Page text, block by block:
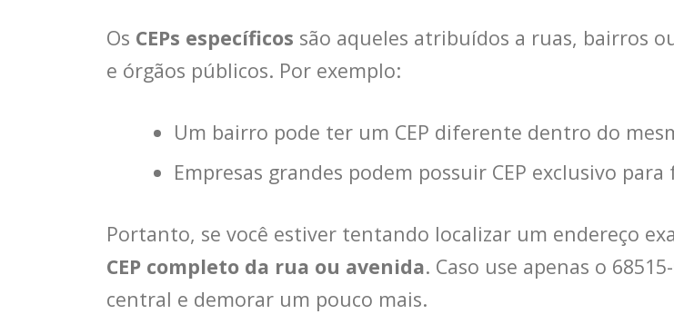
Os CEPs específicos são aqueles atribuídos a ruas, bairros
e órgãos públicos. Por exemplo:
Um bairro pode ter um CEP diferente dentro do
Empresas grandes podem possuir CEP exclusivo
Portanto, se você estiver tentando localizar um endereço
CEP completo da rua ou avenida. Caso use apenas o
central e demorar um pouco mais.